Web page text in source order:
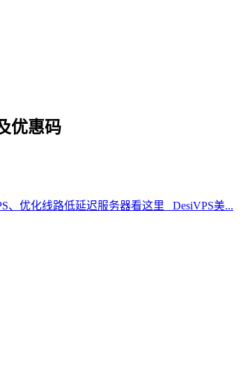
优惠码
、优化线路低延迟服务器看这里 DesiVPS美...